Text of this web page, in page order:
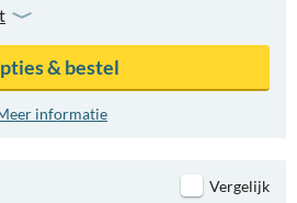
& bestel
informatie
Vergelijk